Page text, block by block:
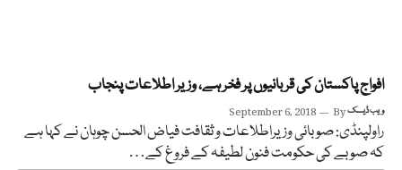
افواج پاکستان کی قربانیوں پر فخر ہے، وزیر اطلاعات پنجاب
September 6, 2018 Byویب ڈیسک
راولپنڈی: صوبائی وزیراطلاعات و ثقافت فیاض الحسن چوہان نے کہا ہے
کہ صوبے کی حکومت فنون لطیفہ کے فروغ کے…